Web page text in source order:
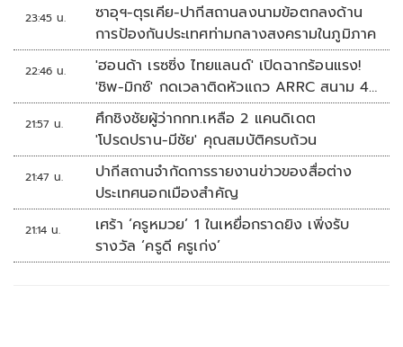
23:45 น.
ซาอุฯ-ตุรเคีย-ปากีสถานลงนามข้อตกลงด้าน
การป้องกันประเทศท่ามกลางสงครามในภูมิภาค
22:46 น.
'ฮอนด้า เรซซิ่ง ไทยแลนด์' เปิดฉากร้อนแรง!
'ชิพ-มิกซ์' กดเวลาติดหัวแถว ARRC สนาม 4
ที่มัลดาลิกา
21:57 น.
ศึกชิงชัยผู้ว่ากกท.เหลือ 2 แคนดิเดต
'โปรดปราน-มีชัย' คุณสมบัติครบถ้วน
21:47 น.
ปากีสถานจำกัดการรายงานข่าวของสื่อต่าง
ประเทศนอกเมืองสำคัญ
21:14 น.
เศร้า ‘ครูหมวย’ 1 ในเหยื่อกราดยิง เพิ่งรับ
รางวัล ‘ครูดี ครูเก่ง’